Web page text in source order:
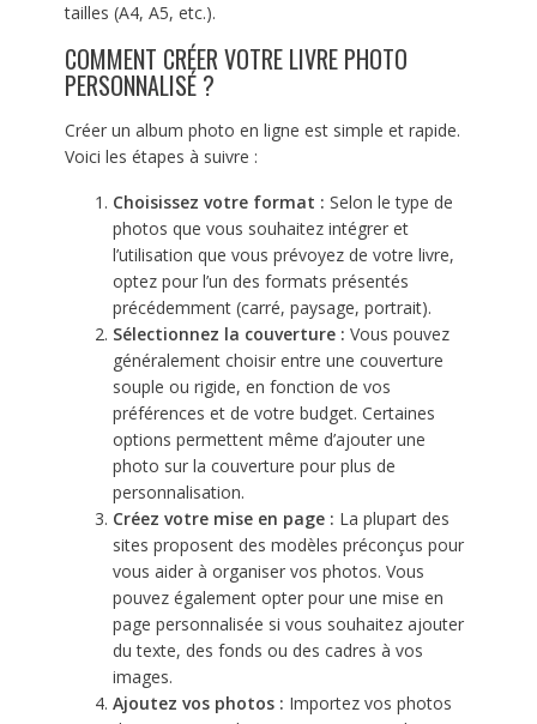
tailles (A4, A5, etc.).
COMMENT CRÉER VOTRE LIVRE PHOTO
PERSONNALISÉ ?
Créer un album photo en ligne est simple et rapide.
Voici les étapes à suivre :
Choisissez votre format : Selon le type de
photos que vous souhaitez intégrer et
l’utilisation que vous prévoyez de votre livre,
optez pour l’un des formats présentés
précédemment (carré, paysage, portrait).
Sélectionnez la couverture : Vous pouvez
généralement choisir entre une couverture
souple ou rigide, en fonction de vos
préférences et de votre budget. Certaines
options permettent même d’ajouter une
photo sur la couverture pour plus de
personnalisation.
Créez votre mise en page : La plupart des
sites proposent des modèles préconçus pour
vous aider à organiser vos photos. Vous
pouvez également opter pour une mise en
page personnalisée si vous souhaitez ajouter
du texte, des fonds ou des cadres à vos
images.
Ajoutez vos photos : Importez vos photos